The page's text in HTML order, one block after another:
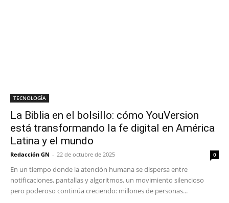
TECNOLOGÍA
La Biblia en el bolsillo: cómo YouVersion
está transformando la fe digital en América
Latina y el mundo
Redacción GN - 22 de octubre de 2025 0
En un tiempo donde la atención humana se dispersa entre
notificaciones, pantallas y algoritmos, un movimiento silencioso
pero poderoso continúa creciendo: millones de personas...